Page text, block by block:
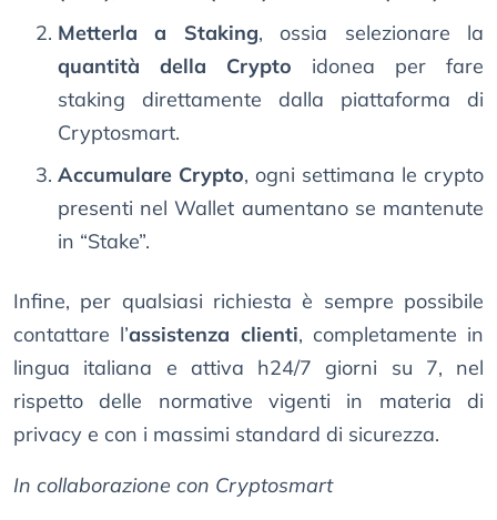
Metterla a Staking, ossia selezionare la
quantità della Crypto idonea per fare
staking direttamente dalla piattaforma di
Cryptosmart.
Accumulare Crypto, ogni settimana le crypto
presenti nel Wallet aumentano se mantenute
in “Stake”.
Infine, per qualsiasi richiesta è sempre possibile
contattare l’assistenza clienti, completamente in
lingua italiana e attiva h24/7 giorni su 7, nel
rispetto delle normative vigenti in materia di
privacy e con i massimi standard di sicurezza.
In collaborazione con Cryptosmart